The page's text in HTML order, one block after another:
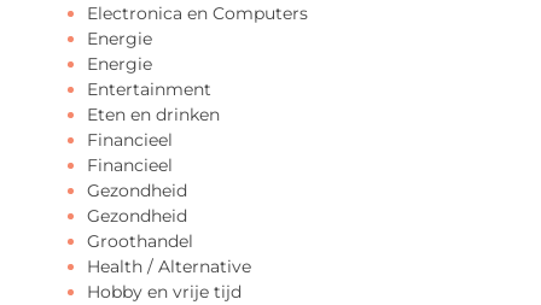
Electronica en Computers
Energie
Energie
Entertainment
Eten en drinken
Financieel
Financieel
Gezondheid
Gezondheid
Groothandel
Health / Alternative
Hobby en vrije tijd